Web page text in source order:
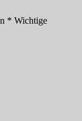
* Wichtige